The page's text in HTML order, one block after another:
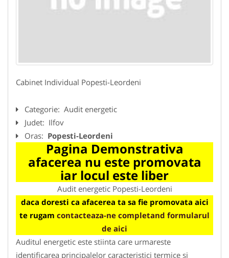
Cabinet Individual Popesti-Leordeni
Categorie: Audit energetic
Judet: Ilfov
Oras: Popesti-Leordeni
Pagina Demonstrativa
afacerea nu este promovata
iar locul este liber
Audit energetic Popesti-Leordeni
daca doresti ca afacerea ta sa fie promovata aici
te rugam contacteaza-ne completand formularul
de aici
Auditul energetic este stiinta care urmareste
identificarea principalelor caracteristici termice si